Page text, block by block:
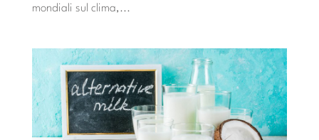
mondiali sul clima,...